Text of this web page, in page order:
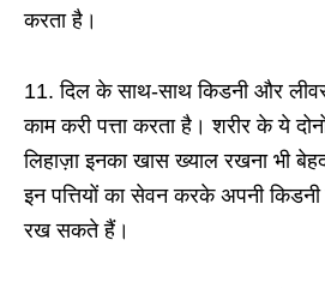
करता है।
11. दिल के साथ-साथ किडनी और
काम करी पत्ता करता है। शरीर के ये
लिहाज़ा इनका खास ख्याल रखना भी
इन पत्तियों का सेवन करके अपनी
रख सकते हैं।